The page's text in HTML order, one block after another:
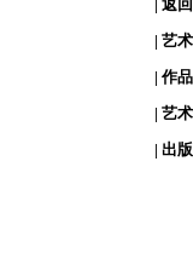
| 返
| 艺
| 作
| 艺
| 出